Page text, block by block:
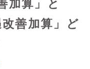
加算」と
改善加算」ど